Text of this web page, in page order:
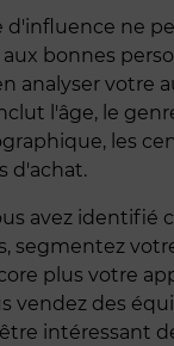
d'influence ne
aux bonnes
analyser votre
l'âge, le
les
d'achat.
avez identifié
segmentez
plus votre
vendez des
intéressant